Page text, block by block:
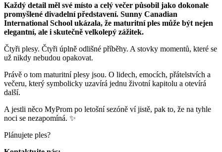
Každý detail měl své místo a celý večer působil jako dokonale
promyšlené divadelní představení. Sunny Canadian
International School ukázala, že maturitní ples může být nejen
elegantní, ale i skutečně velkolepý zážitek.
Čtyři plesy. Čtyři úplně odlišné příběhy. A stovky momentů, které se
už nikdy nebudou opakovat.
Právě o tom maturitní plesy jsou. O lidech, emocích, přátelstvích a
večeru, který symbolicky uzavírá jednu životní kapitolu a otevírá
další.
A jestli něco MyProm po letošní sezóně ví jistě, pak to, že na tyhle
noci se nezapomíná. ✨
Plánujete ples?